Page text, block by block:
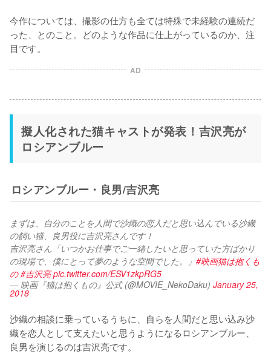
今作については、撮影の仕方も全ては特殊で未経験の連続だ
った、とのこと。どのような作品に仕上がっているのか、注
目です。
AD
擬人化された猫キャストが発表！吉沢亮が
ロシアンブルー
ロシアンブルー・良男/吉沢亮
まずは、自分のことを人間で沙織の恋人だと思い込んでいる沙織
の飼い猫、良男役に吉沢亮さんです！
吉沢亮さん「いつかお仕事でご一緒したいと思っていた方ばかり
の現場で、僕にとって夢のような空間でした。」 #映画猫は抱くも
の #吉沢亮 pic.twitter.com/ESV1zkpRG5
— 映画『猫は抱くもの』公式 (@MOVIE_NekoDaku) January 25,
2018
沙織の相談に乗っているうちに、自らを人間だと思い込み沙
織を恋人として支えたいと思うようになるロシアンブルー、
良男を演じるのは吉沢亮です。